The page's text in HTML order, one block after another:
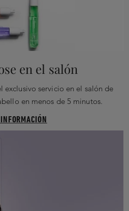
en el salón
exclusivo servicio en el salón de
en menos de 5 minutos.